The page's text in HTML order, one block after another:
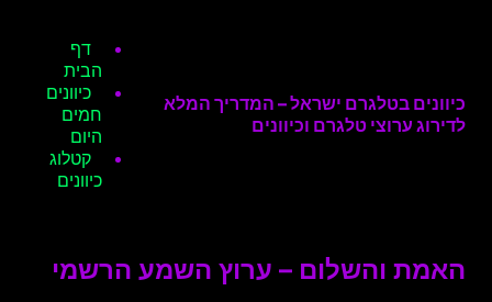
כיוונים בטלגרם ישראל – המדריך המלא
לדירוג ערוצי טלגרם וכיוונים
דף
הבית
כיוונים
חמים
היום
קטלוג
כיוונים
האמת והשלום – ערוץ השמע הרשמי